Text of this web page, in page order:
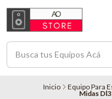
Inicio Equipo Para
Midas